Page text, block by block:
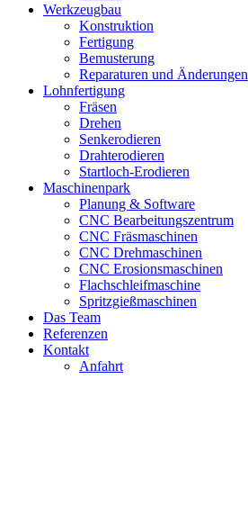
Werkzeugbau
Konstruktion
Fertigung
Bemusterung
Reparaturen und Änderungen
Lohnfertigung
Fräsen
Drehen
Senkerodieren
Drahterodieren
Startloch-Erodieren
Maschinenpark
Planung & Software
CNC Bearbeitungszentrum
CNC Fräsmaschinen
CNC Drehmaschinen
CNC Erosionsmaschinen
Flachschleifmaschine
Spritzgießmaschinen
Das Team
Referenzen
Kontakt
Anfahrt